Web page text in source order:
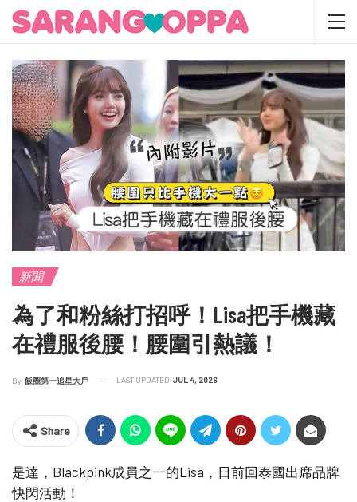
新聞
為了和粉絲打招呼！Lisa把手機藏
在禮服後腰！腰圍引熱議！
By 飯圈第一追星大戶 LAST UPDATED JUL 4, 2026
Share
是達，Blackpink成員之一的Lisa，日前回泰國出席品牌
快閃活動！